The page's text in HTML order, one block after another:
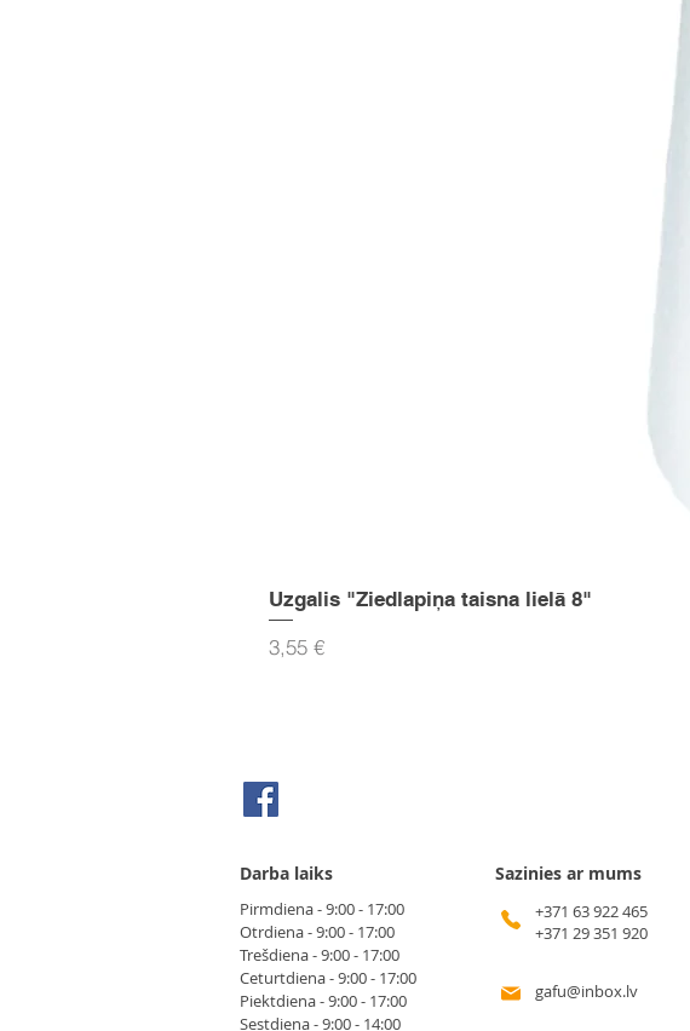
Uzgalis "Ziedlapiņa taisna lielā 8"
Cena
3,55 €
Darba laiks
Pirmdiena - 9:00 - 17:00
Otrdiena - 9:00 - 17:00
Trešdiena - 9:00 - 17:00
Ceturtdiena - 9:00 - 17:00
Piektdiena - 9:00 - 17:00
Sestdiena - 9:00 - 14:00
Sazinies ar mums
+371 63 922 465
+371 29 351 920
gafu@inbox.lv